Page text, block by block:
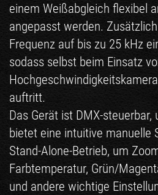
einem Weißabgleich flexibel
angepasst werden.
Frequenz auf bis zu 25 kHz
sodass selbst beim Einsatz
auftritt.
Das Gerät ist DMX-
bietet eine intuitive manuelle
Stand-Alone-Betrieb, um
Farbtemperatur, Grün/
und andere wichtige